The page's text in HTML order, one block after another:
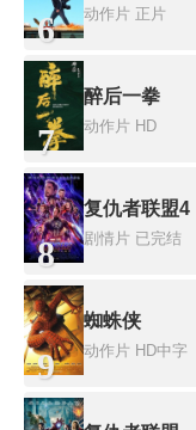
6 动作片 正片
7
醉后一拳
动作片 HD
8
复仇者联盟4
剧情片 已完结
9
蜘蛛侠
动作片 HD中字